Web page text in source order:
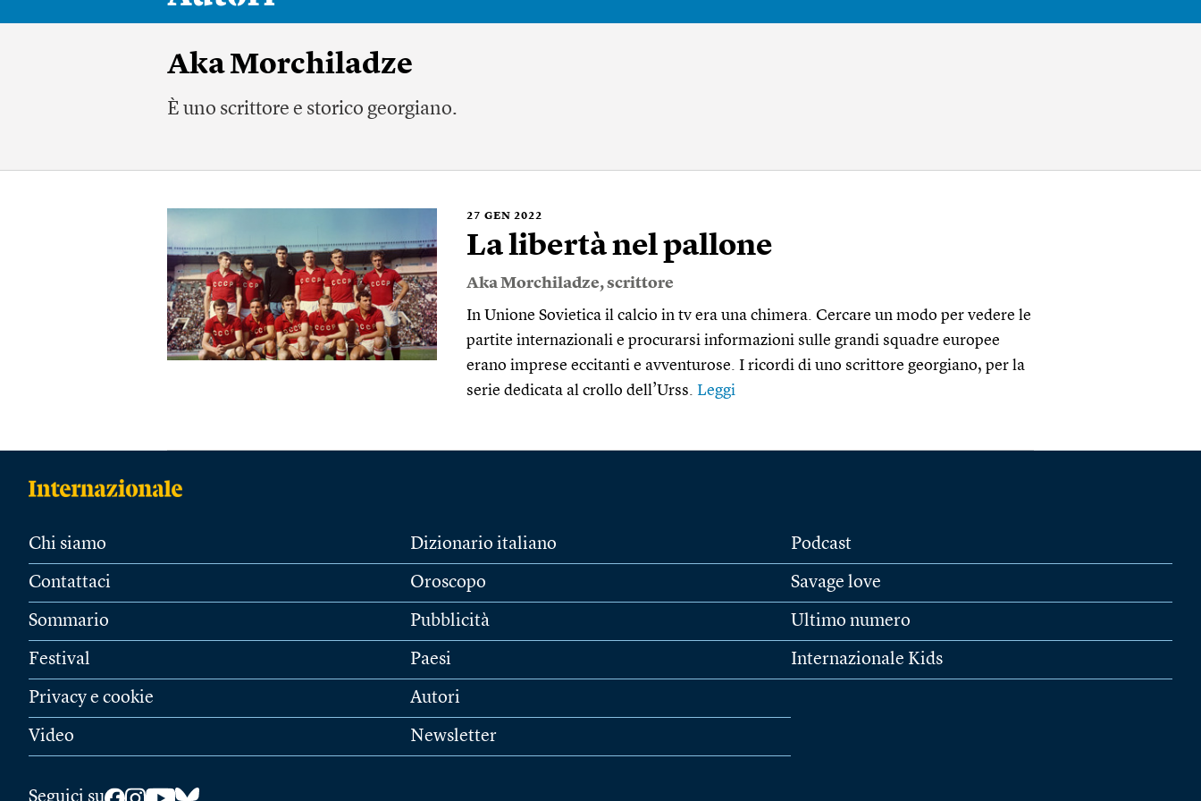
Aka Morchiladze
È uno scrittore e storico georgiano.
27 GEN 2022
La libertà nel pallone
Aka Morchiladze, scrittore
In Unione Sovietica il calcio in tv era una chimera. Cercare un modo per vedere le
partite internazionali e procurarsi informazioni sulle grandi squadre europee
erano imprese eccitanti e avventurose. I ricordi di uno scrittore georgiano, per la
serie dedicata al crollo dell’Urss. Leggi
Chi siamo
Contattaci
Sommario
Festival
Privacy e cookie
Video
Dizionario italiano
Oroscopo
Pubblicità
Paesi
Autori
Newsletter
Podcast
Savage love
Ultimo numero
Internazionale Kids
Seguici su